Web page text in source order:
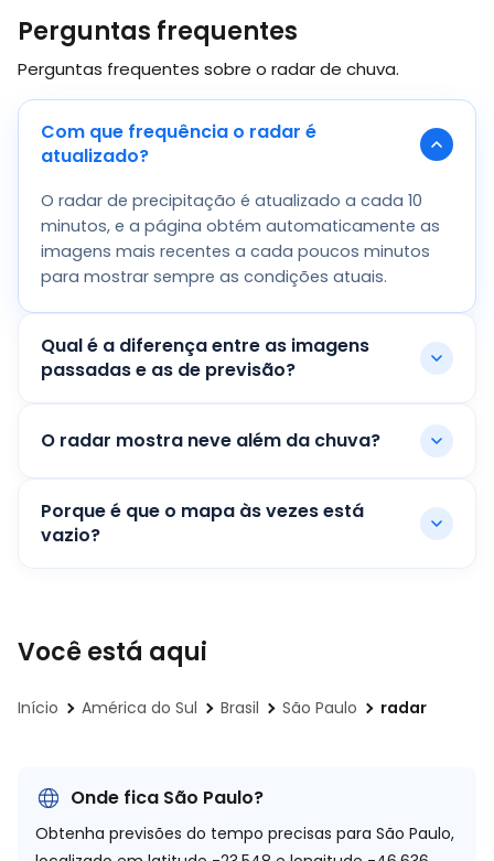
Perguntas frequentes
Perguntas frequentes sobre o radar de chuva.
Com que frequência o radar é
atualizado?
O radar de precipitação é atualizado a cada 10
minutos, e a página obtém automaticamente as
imagens mais recentes a cada poucos minutos
para mostrar sempre as condições atuais.
Qual é a diferença entre as imagens
passadas e as de previsão?
O radar mostra neve além da chuva?
Porque é que o mapa às vezes está
vazio?
Você está aqui
Início América do Sul Brasil São Paulo radar
Onde fica São Paulo?
Obtenha previsões do tempo precisas para São Paulo,